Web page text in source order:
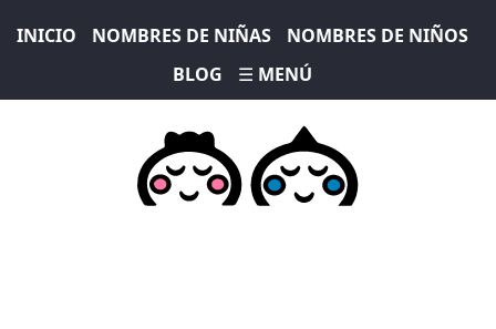
INICIO NOMBRES DE NIÑAS
NOMBRES DE NIÑOS
BLOG
☰ MENÚ